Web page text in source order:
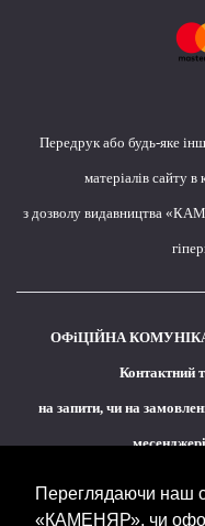
Переглядаючи наш
«КАМЕНЯР», чи
Передрук або будь-яке
матеріалів сайту
з дозволу видавництва
ОФіЦІЙНА
Контактний
на запити, чи на